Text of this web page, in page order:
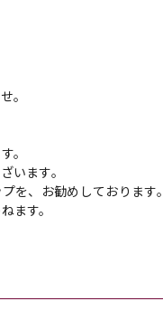
。
。
います。
を、お勧めしております。
ます。